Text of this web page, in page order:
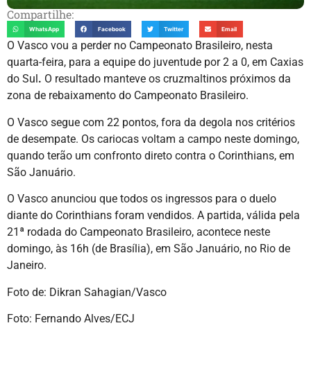
Compartilhe:
WhatsApp Facebook Twitter Email
O Vasco vou a perder no Campeonato Brasileiro, nesta
quarta-feira, para a equipe do juventude por 2 a 0, em Caxias
do Sul . O resultado manteve os cruzmaltinos próximos da
zona de rebaixamento do Campeonato Brasileiro.
O Vasco segue com 22 pontos, fora da degola nos critérios
de desempate. Os cariocas voltam a campo neste domingo,
quando terão um confronto direto contra o Corinthians, em
São Januário.
O Vasco anunciou que todos os ingressos para o duelo
diante do Corinthians foram vendidos. A partida, válida pela
21ª rodada do Campeonato Brasileiro, acontece neste
domingo, às 16h (de Brasília), em São Januário, no Rio de
Janeiro.
Foto de: Dikran Sahagian/Vasco
Foto: Fernando Alves/ECJ